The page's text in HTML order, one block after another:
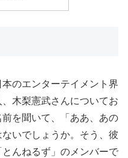
のエンターテイメント界
木梨憲武さんについてお
を聞いて、「ああ、あの
いでしょうか。そう、彼
んねるず」のメンバーで